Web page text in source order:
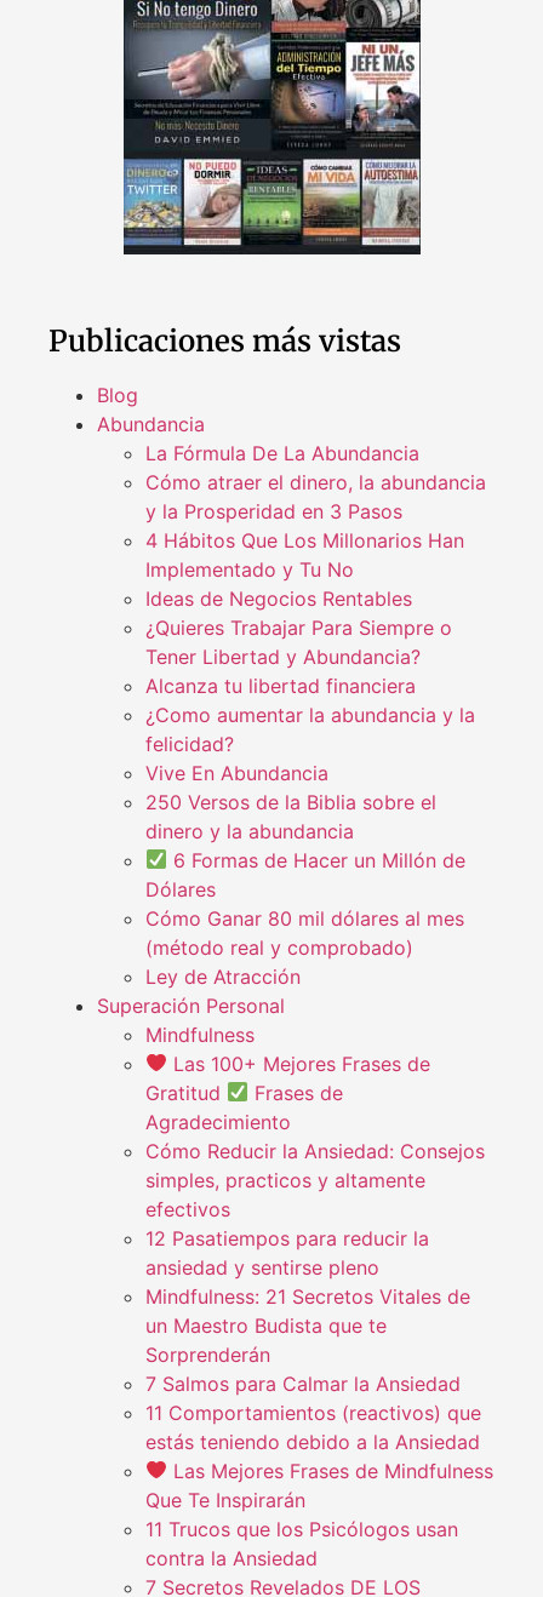
Publicaciones más vistas
Blog
Abundancia
La Fórmula De La Abundancia
Cómo atraer el dinero, la abundancia
y la Prosperidad en 3 Pasos
4 Hábitos Que Los Millonarios Han
Implementado y Tu No
Ideas de Negocios Rentables
¿Quieres Trabajar Para Siempre o
Tener Libertad y Abundancia?
Alcanza tu libertad financiera
¿Como aumentar la abundancia y la
felicidad?
Vive En Abundancia
250 Versos de la Biblia sobre el
dinero y la abundancia
6 Formas de Hacer un Millón de
Dólares
Cómo Ganar 80 mil dólares al mes
(método real y comprobado)
Ley de Atracción
Superación Personal
Mindfulness
Las 100+ Mejores Frases de
Gratitud
Frases de
Agradecimiento
Cómo Reducir la Ansiedad: Consejos
simples, practicos y altamente
efectivos
12 Pasatiempos para reducir la
ansiedad y sentirse pleno
Mindfulness: 21 Secretos Vitales de
un Maestro Budista que te
Sorprenderán
7 Salmos para Calmar la Ansiedad
11 Comportamientos (reactivos) que
estás teniendo debido a la Ansiedad
Las Mejores Frases de Mindfulness
Que Te Inspirarán
11 Trucos que los Psicólogos usan
contra la Ansiedad
7 Secretos Revelados DE LOS